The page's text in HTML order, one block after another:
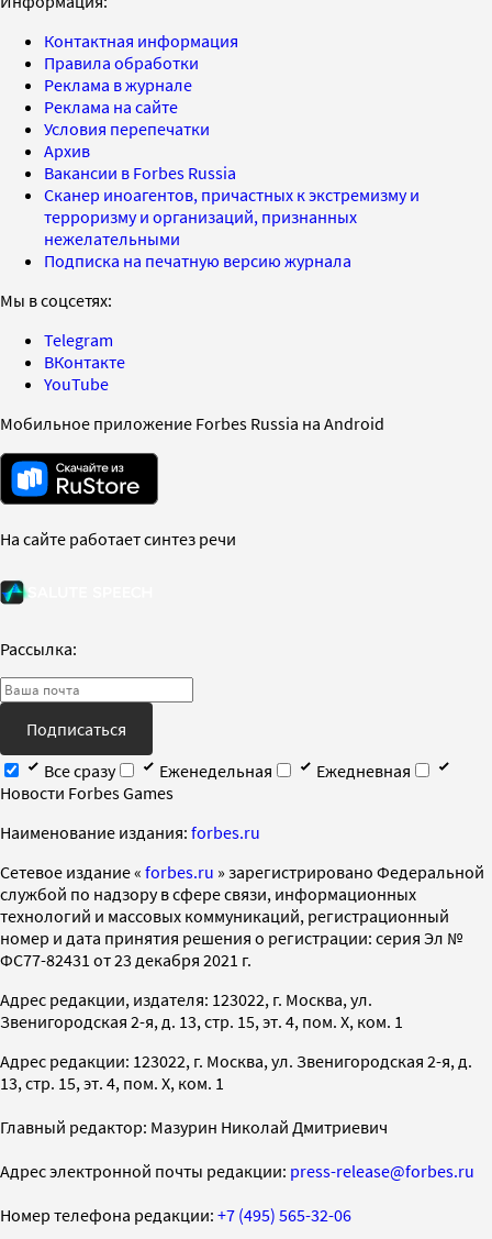
Контактная информация
Правила обработки
Реклама в журнале
Реклама на сайте
Условия перепечатки
Архив
Вакансии в Forbes Russia
Сканер иноагентов, причастных к экстремизму и
терроризму и организаций, признанных
нежелательными
Подписка на печатную версию журнала
Мы в соцсетях:
Telegram
ВКонтакте
YouTube
Мобильное приложение Forbes Russia на Android
На сайте работает синтез речи
Рассылка:
Подписаться
Все сразу
Еженедельная
Ежедневная
Новости Forbes Games
Наименование издания: forbes.ru
Cетевое издание « forbes.ru » зарегистрировано Федеральной
службой по надзору в сфере связи, информационных
технологий и массовых коммуникаций, регистрационный
номер и дата принятия решения о регистрации: серия Эл №
ФС77-82431 от 23 декабря 2021 г.
Адрес редакции, издателя: 123022, г. Москва, ул.
Звенигородская 2-я, д. 13, стр. 15, эт. 4, пом. X, ком. 1
Адрес редакции: 123022, г. Москва, ул. Звенигородская 2-я, д.
13, стр. 15, эт. 4, пом. X, ком. 1
Главный редактор: Мазурин Николай Дмитриевич
Адрес электронной почты редакции: press-release@forbes.ru
Номер телефона редакции: +7 (495) 565-32-06